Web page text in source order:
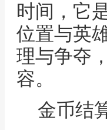
时间，它
位置与英
理与争夺
容。
金币结